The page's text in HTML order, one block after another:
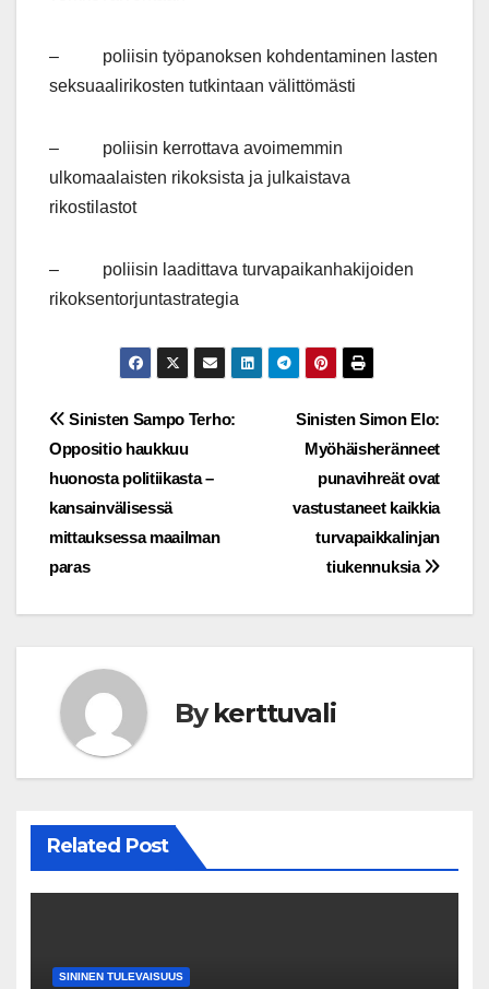
– poliisin työpanoksen kohdentaminen lasten
seksuaalirikosten tutkintaan välittömästi
– poliisin kerrottava avoimemmin
ulkomaalaisten rikoksista ja julkaistava
rikostilastot
– poliisin laadittava turvapaikanhakijoiden
rikoksentorjuntastrategia
Post
navigation
Sinisten Simon Elo:
Myöhäisheränneet
punavihreät ovat
vastustaneet kaikkia
turvapaikkalinjan
tiukennuksia
Sinisten Sampo Terho:
Oppositio haukkuu
huonosta politiikasta –
kansainvälisessä
mittauksessa maailman
paras
Bykerttuvali
Related Post
SININEN TULEVAISUUS